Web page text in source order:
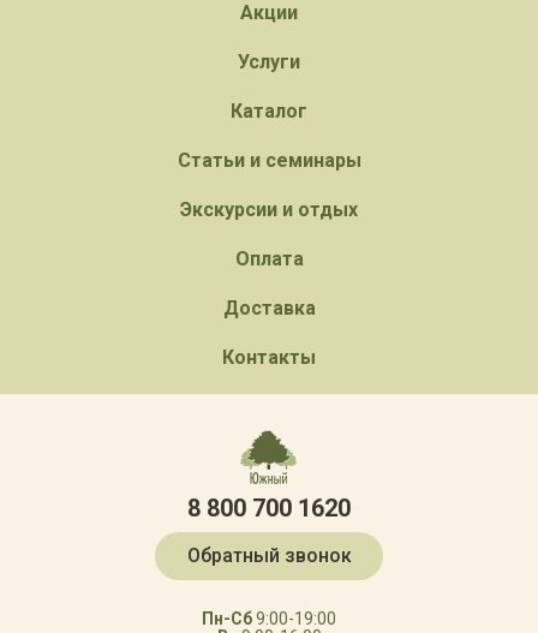
Акции
Услуги
Каталог
Статьи и семинары
Экскурсии и отдых
Оплата
Доставка
Контакты
8 800 700 1620
Обратный звонок
Пн-Сб9:00-19:00